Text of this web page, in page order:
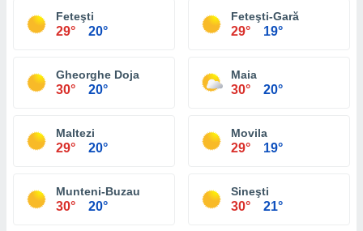
Feteşti
29° 20°
Feteşti-Gară
29° 19°
Gheorghe Doja
30° 20°
Maia
30° 20°
Maltezi
29° 20°
Movila
29° 19°
Munteni-Buzau
30° 20°
Sineşti
30° 21°